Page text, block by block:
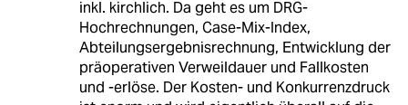
inkl. kirchlich. Da geht es um DRG-
Hochrechnungen, Case-Mix-Index,
Abteilungsergebnisrechnung, Entwicklung der
präoperativen Verweildauer und Fallkosten
und -erlöse. Der Kosten- und Konkurrenzdruck